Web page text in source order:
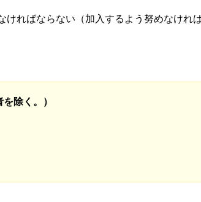
ければならない（加入するよう努めなけれ
除く。）